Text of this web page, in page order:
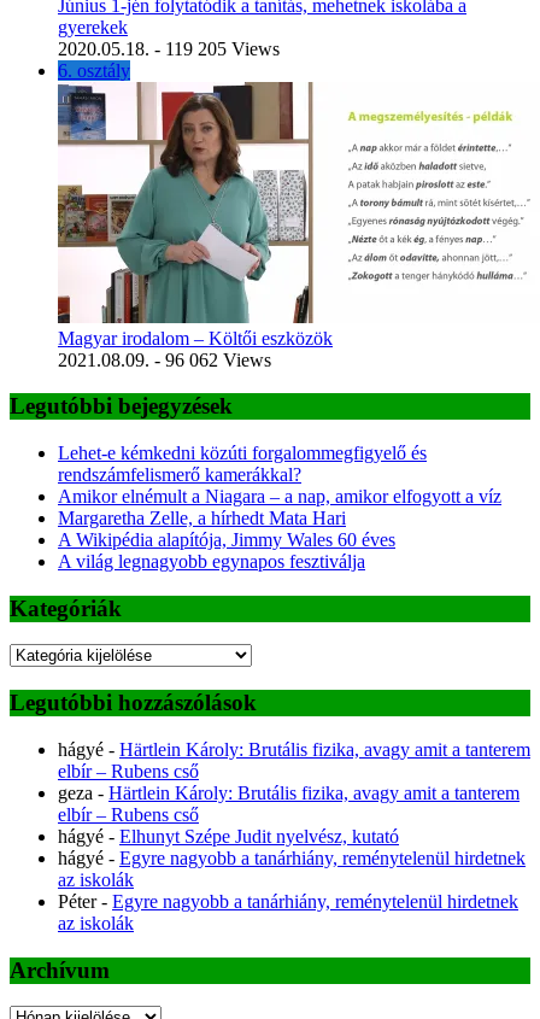
Június 1-jén folytatódik a tanítás, mehetnek iskolába a
gyerekek
2020.05.18. - 119 205 Views
6. osztály
Magyar irodalom – Költői eszközök
2021.08.09. - 96 062 Views
Legutóbbi bejegyzések
Lehet-e kémkedni közúti forgalommegfigyelő és
rendszámfelismerő kamerákkal?
Amikor elnémult a Niagara – a nap, amikor elfogyott a víz
Margaretha Zelle, a hírhedt Mata Hari
A Wikipédia alapítója, Jimmy Wales 60 éves
A világ legnagyobb egynapos fesztiválja
Kategóriák
Kategóriák
Legutóbbi hozzászólások
hágyé - Härtlein Károly: Brutális fizika, avagy amit a tanterem
elbír – Rubens cső
geza - Härtlein Károly: Brutális fizika, avagy amit a tanterem
elbír – Rubens cső
hágyé - Elhunyt Szépe Judit nyelvész, kutató
hágyé - Egyre nagyobb a tanárhiány, reménytelenül hirdetnek
az iskolák
Péter- Egyre nagyobb a tanárhiány, reménytelenül hirdetnek
az iskolák
Archívum